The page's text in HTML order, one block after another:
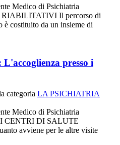
Medico di Psichiatria
Il percorso di
è costituito da un insieme di
presso i
categoria LA PSICHIATRIA
Medico di Psichiatria
CENTRI DI SALUTE
avviene per le altre visite